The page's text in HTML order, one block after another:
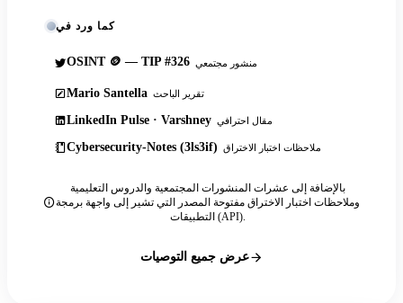
كما ورد في
OSINT 🪙 — TIP #326 منشور مجتمعي
Mario Santella تقرير الباحث
LinkedIn Pulse · Varshney مقال احترافي
Cybersecurity-Notes (3ls3if) ملاحظات اختبار الاختراق
بالإضافة إلى عشرات المنشورات المجتمعية والدروس التعليمية
وملاحظات اختبار الاختراق مفتوحة المصدر التي تشير إلى واجهة برمجة
التطبيقات (API).
عرض جميع التوصيات